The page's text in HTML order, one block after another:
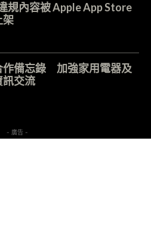
規內容被 Apple App Store
架
作備忘錄 加強家用電器及
訊交流
- 廣告 -